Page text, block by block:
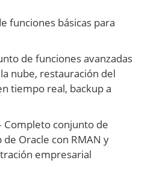
funciones básicas para
de funciones avanzadas
nube, restauración del
tiempo real, backup a
Completo conjunto de
Oracle con RMAN y
empresarial